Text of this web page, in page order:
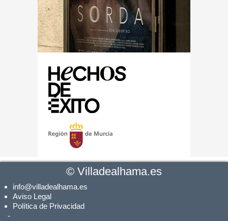
© Villadealhama.es
info@villadealhama.es
Aviso Legal
Política de Privacidad
-